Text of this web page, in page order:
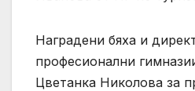
Наградени бяха и
професионални
Цветанка Николова за